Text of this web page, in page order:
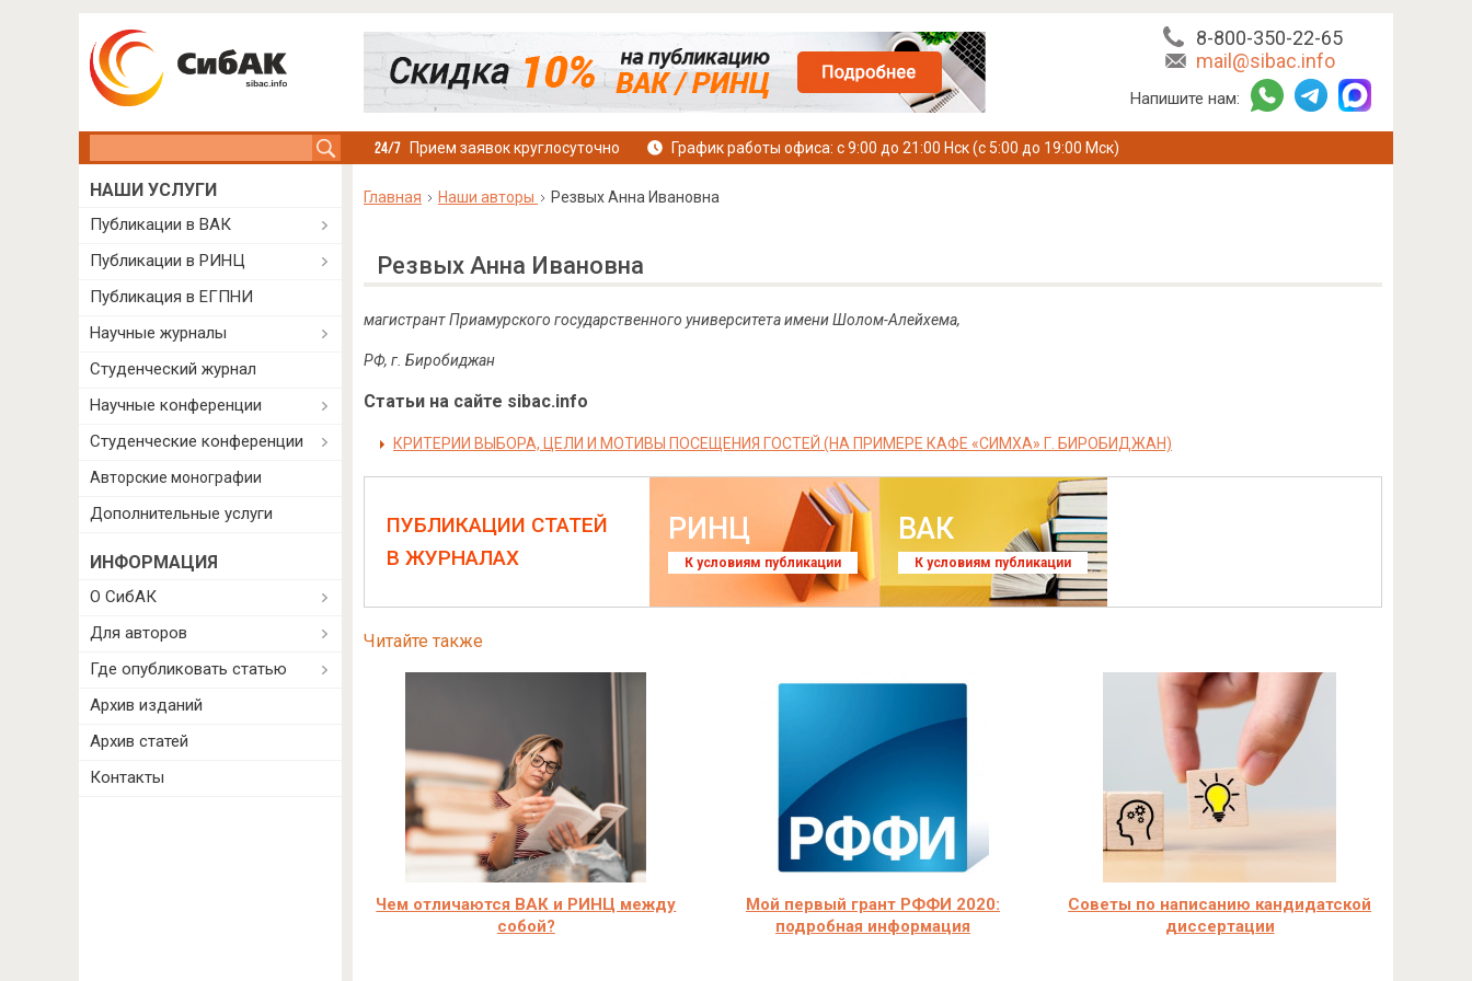
8-800-350-22-65
mail@sibac.info
Напишите нам:
Прием заявок круглосуточно График работы офиса: с 9:00 до 21:00 Нск (с 5:00 до 19:00 Мск)
Главная Наши авторы Резвых Анна Ивановна
Резвых Анна Ивановна
магистрант Приамурского государственного университета имени Шолом-Алейхема,
РФ, г. Биробиджан
Статьи на сайте sibac.info
КРИТЕРИИ ВЫБОРА, ЦЕЛИ И МОТИВЫ ПОСЕЩЕНИЯ ГОСТЕЙ (НА ПРИМЕРЕ КАФЕ «СИМХА» Г. БИРОБИДЖАН)
ПУБЛИКАЦИИ СТАТЕЙ
В ЖУРНАЛАХ
РИНЦ
К условиям публикации
ВАК
К условиям публикации
Читайте также
Чем отличаются ВАК и РИНЦ между
собой?
Мой первый грант РФФИ 2020:
подробная информация
Советы по написанию кандидатской
диссертации
НАШИ УСЛУГИ
Публикации в ВАК
Публикации в РИНЦ
Публикация в ЕГПНИ
Научные журналы
Студенческий журнал
Научные конференции
Студенческие конференции
Авторские монографии
Дополнительные услуги
ИНФОРМАЦИЯ
О СибАК
Для авторов
Где опубликовать статью
Архив изданий
Архив статей
Контакты